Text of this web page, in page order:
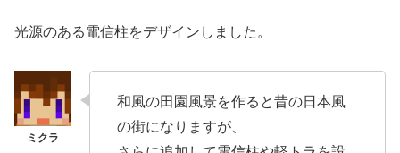
光源のある電信柱をデザインしました。
和風の田園風景を作ると昔の日本風
の街になりますが、